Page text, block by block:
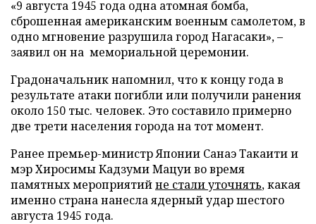
«9 августа 1945 года одна атомная бомба,
сброшенная американским военным самолетом, в
одно мгновение разрушила город Нагасаки», –
заявил он на мемориальной церемонии.
Градоначальник напомнил, что к концу года в
результате атаки погибли или получили ранения
около 150 тыс. человек. Это составило примерно
две трети населения города на тот момент.
Ранее премьер-министр Японии Санаэ Такаити и
мэр Хиросимы Кадзуми Мацуи во время
памятных мероприятийне стали уточнять, какая
именно страна нанесла ядерный удар шестого
августа 1945 года.